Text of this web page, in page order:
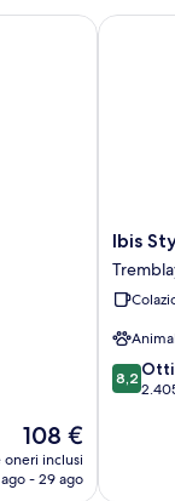
Il
prezzo
attuale
108 €
oneri inclusi
- 29 ago
Ibis
Styles
Paris
Charles
Gaulle
Airport
Ibis
8.2
su
8,2
Ibis